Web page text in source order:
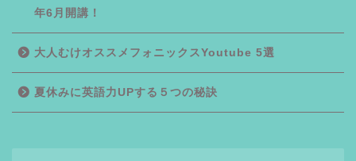
年6月開講！
大人むけオススメフォニックスYoutube 5選
夏休みに英語力UPする５つの秘訣